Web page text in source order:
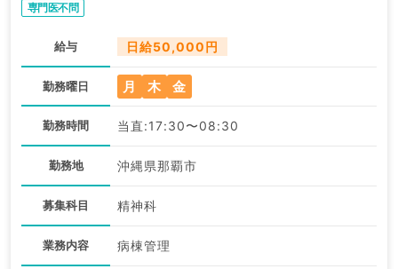
専門医不問
給与 日給50,000円
勤務曜日 月 木 金
勤務時間 当直:17:30〜08:30
勤務地 沖縄県那覇市
募集科目 精神科
業務内容 病棟管理